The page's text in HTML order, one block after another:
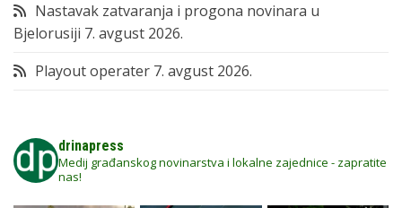
Nastavak zatvaranja i progona novinara u
Bjelorusiji 7. avgust 2026.
Playout operater 7. avgust 2026.
drinapress
Medij građanskog novinarstva i lokalne zajednice - zapratite
nas!